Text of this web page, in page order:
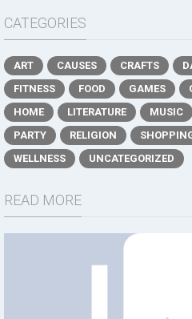
CATEGORIES
ART CAUSES CRAFTS
FITNESS
FOOD GAMES
HOME
LITERATURE MUSIC
PARTY
RELIGION
WELLNESS
UNCATEGORIZED
READ MORE